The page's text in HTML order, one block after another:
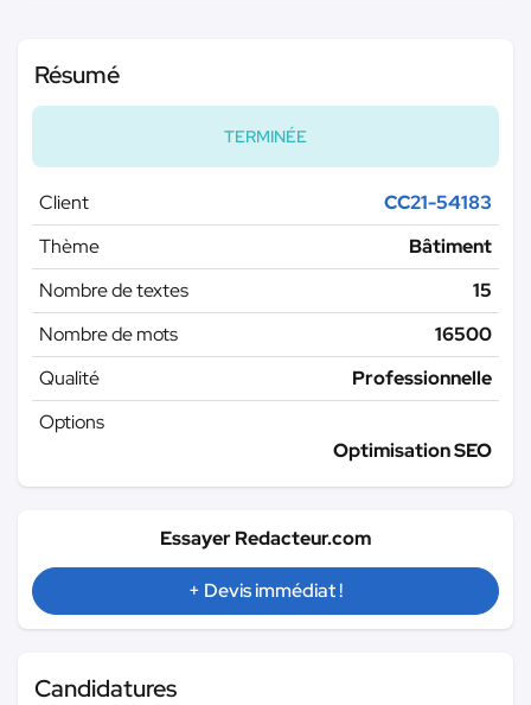
Résumé
TERMINÉE
Client
CC21-54183
Thème
Bâtiment
Nombre de textes
15
Nombre de mots
16500
Qualité
Professionnelle
Options
Optimisation SEO
Essayer Redacteur.com
+ Devis immédiat !
Candidatures